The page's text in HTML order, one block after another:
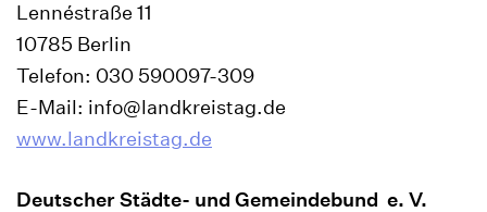
Lennéstraße 11
10785 Berlin
Telefon: 030 590097-309
E-Mail: info@landkreistag.de
www.landkreistag.de
Deutscher Städte- und Gemeindebund e. V.